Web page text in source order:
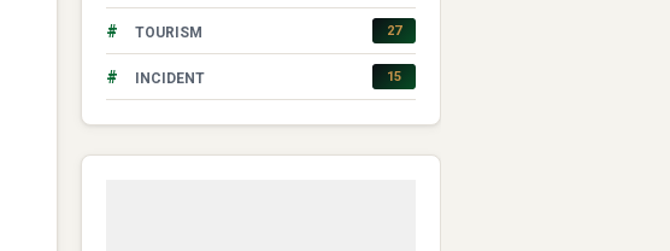
# TOURISM 27
# INCIDENT 15